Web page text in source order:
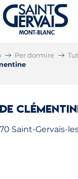
Per dormire
Saint-Gervais-